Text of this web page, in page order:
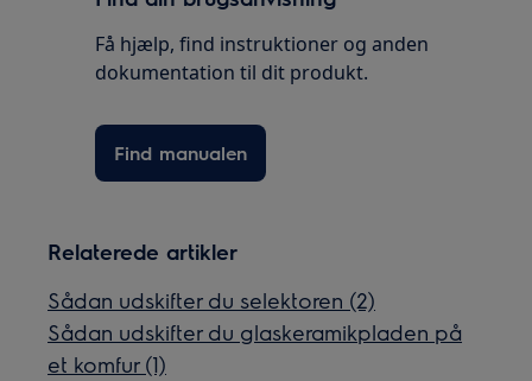
Få hjælp, find instruktioner og anden
dokumentation til dit produkt.
Find manualen
Relaterede artikler
Sådan udskifter du selektoren (2)
Sådan udskifter du glaskeramikpladen på
et komfur (1)